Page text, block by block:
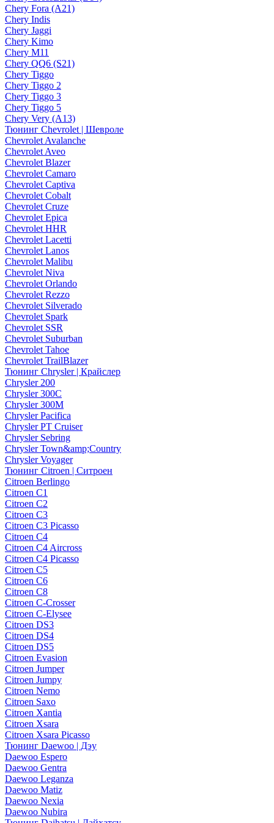
Chery Fora (A21)
Chery Indis
Chery Jaggi
Chery Kimo
Chery M11
Chery QQ6 (S21)
Chery Tiggo
Chery Tiggo 2
Chery Tiggo 3
Chery Tiggo 5
Chery Very (A13)
Тюнинг Chevrolet | Шевроле
Chevrolet Avalanche
Chevrolet Aveo
Chevrolet Blazer
Chevrolet Camaro
Chevrolet Captiva
Chevrolet Cobalt
Chevrolet Cruze
Chevrolet Epica
Chevrolet HHR
Chevrolet Lacetti
Chevrolet Lanos
Chevrolet Malibu
Chevrolet Niva
Chevrolet Orlando
Chevrolet Rezzo
Chevrolet Silverado
Chevrolet Spark
Chevrolet SSR
Chevrolet Suburban
Chevrolet Tahoe
Chevrolet TrailBlazer
Тюнинг Chrysler | Крайслер
Chrysler 200
Chrysler 300C
Chrysler 300M
Chrysler Pacifica
Chrysler PT Cruiser
Chrysler Sebring
Chrysler Town&amp;Country
Chrysler Voyager
Тюнинг Citroen | Ситроен
Citroen Berlingo
Citroen C1
Citroen C2
Citroen C3
Citroen C3 Picasso
Citroen C4
Citroen C4 Aircross
Citroen C4 Picasso
Citroen C5
Citroen C6
Citroen C8
Citroen C-Crosser
Citroen C-Elysee
Citroen DS3
Citroen DS4
Citroen DS5
Citroen Evasion
Citroen Jumper
Citroen Jumpy
Citroen Nemo
Citroen Saxo
Citroen Xantia
Citroen Xsara
Citroen Xsara Picasso
Тюнинг Daewoo | Дэу
Daewoo Espero
Daewoo Gentra
Daewoo Leganza
Daewoo Matiz
Daewoo Nexia
Daewoo Nubira